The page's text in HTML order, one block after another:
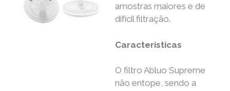
amostras maiores e de
difícil filtração.
Características
O filtro Abluo Supreme
não entope, sendo a